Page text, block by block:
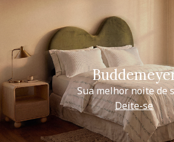
Sua melhor noite de
Deite-se